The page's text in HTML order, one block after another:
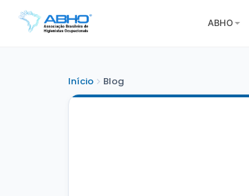
ABHO
Início Blog